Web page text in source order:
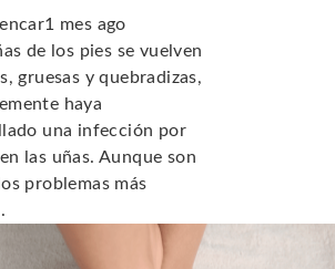
1 mes ago
de los pies se vuelven
gruesas y quebradizas,
haya
una infección por
las uñas. Aunque son
problemas más